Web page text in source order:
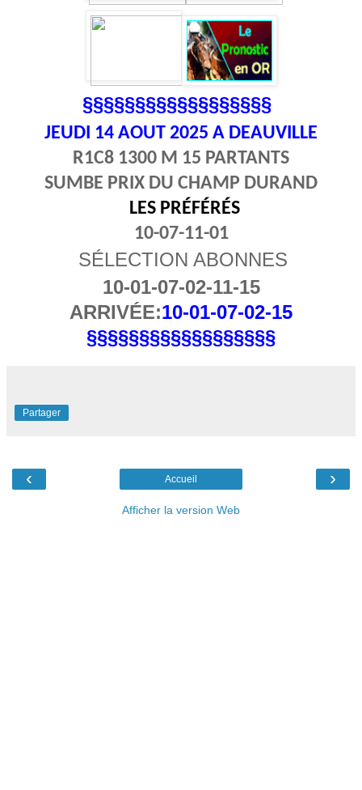
§§§§§§§§§§§§§§§§§§
JEUDI 14 AOUT 2025 A DEAUVILLE
R1C8 1300 M 15 PARTANTS
SUMBE PRIX DU CHAMP DURAND
LES PRÉFÉRÉS
10-07-11-01
SÉLECTION ABONNES
10-01-07-02-11-15
ARRIVÉE:10-01-07-02-15
§§§§§§§§§§§§§§§§§§
Partager
‹ ›
Accueil
Afficher la version Web